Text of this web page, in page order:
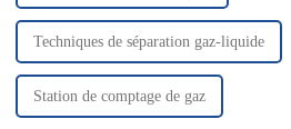
Techniques de séparation gaz-liquide
Station de comptage de gaz